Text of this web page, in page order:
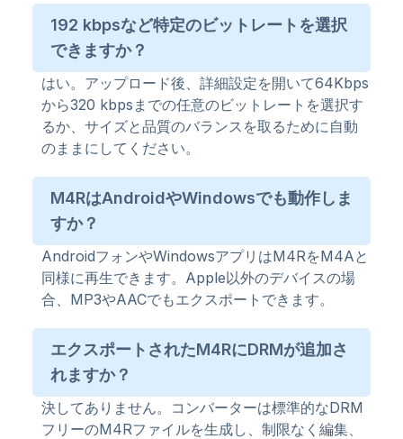
192 kbpsなど特定のビットレートを選択
できますか？
はい。アップロード後、詳細設定を開いて64Kbps
から320 kbpsまでの任意のビットレートを選択す
るか、サイズと品質のバランスを取るために自動
のままにしてください。
M4RはAndroidやWindowsでも動作しま
すか？
AndroidフォンやWindowsアプリはM4RをM4Aと
同様に再生できます。Apple以外のデバイスの場
合、MP3やAACでもエクスポートできます。
エクスポートされたM4RにDRMが追加さ
れますか？
決してありません。コンバーターは標準的なDRM
フリーのM4Rファイルを生成し、制限なく編集、